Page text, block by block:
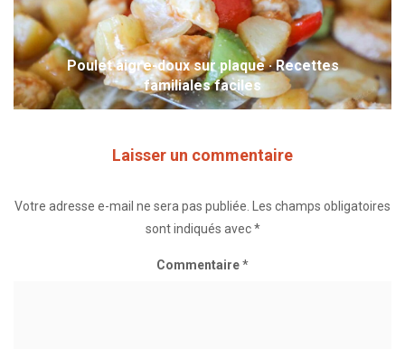
Poulet aigre-doux sur plaque · Recettes
familiales faciles
Laisser un commentaire
Votre adresse e-mail ne sera pas publiée. Les champs obligatoires
sont indiqués avec*
Commentaire*